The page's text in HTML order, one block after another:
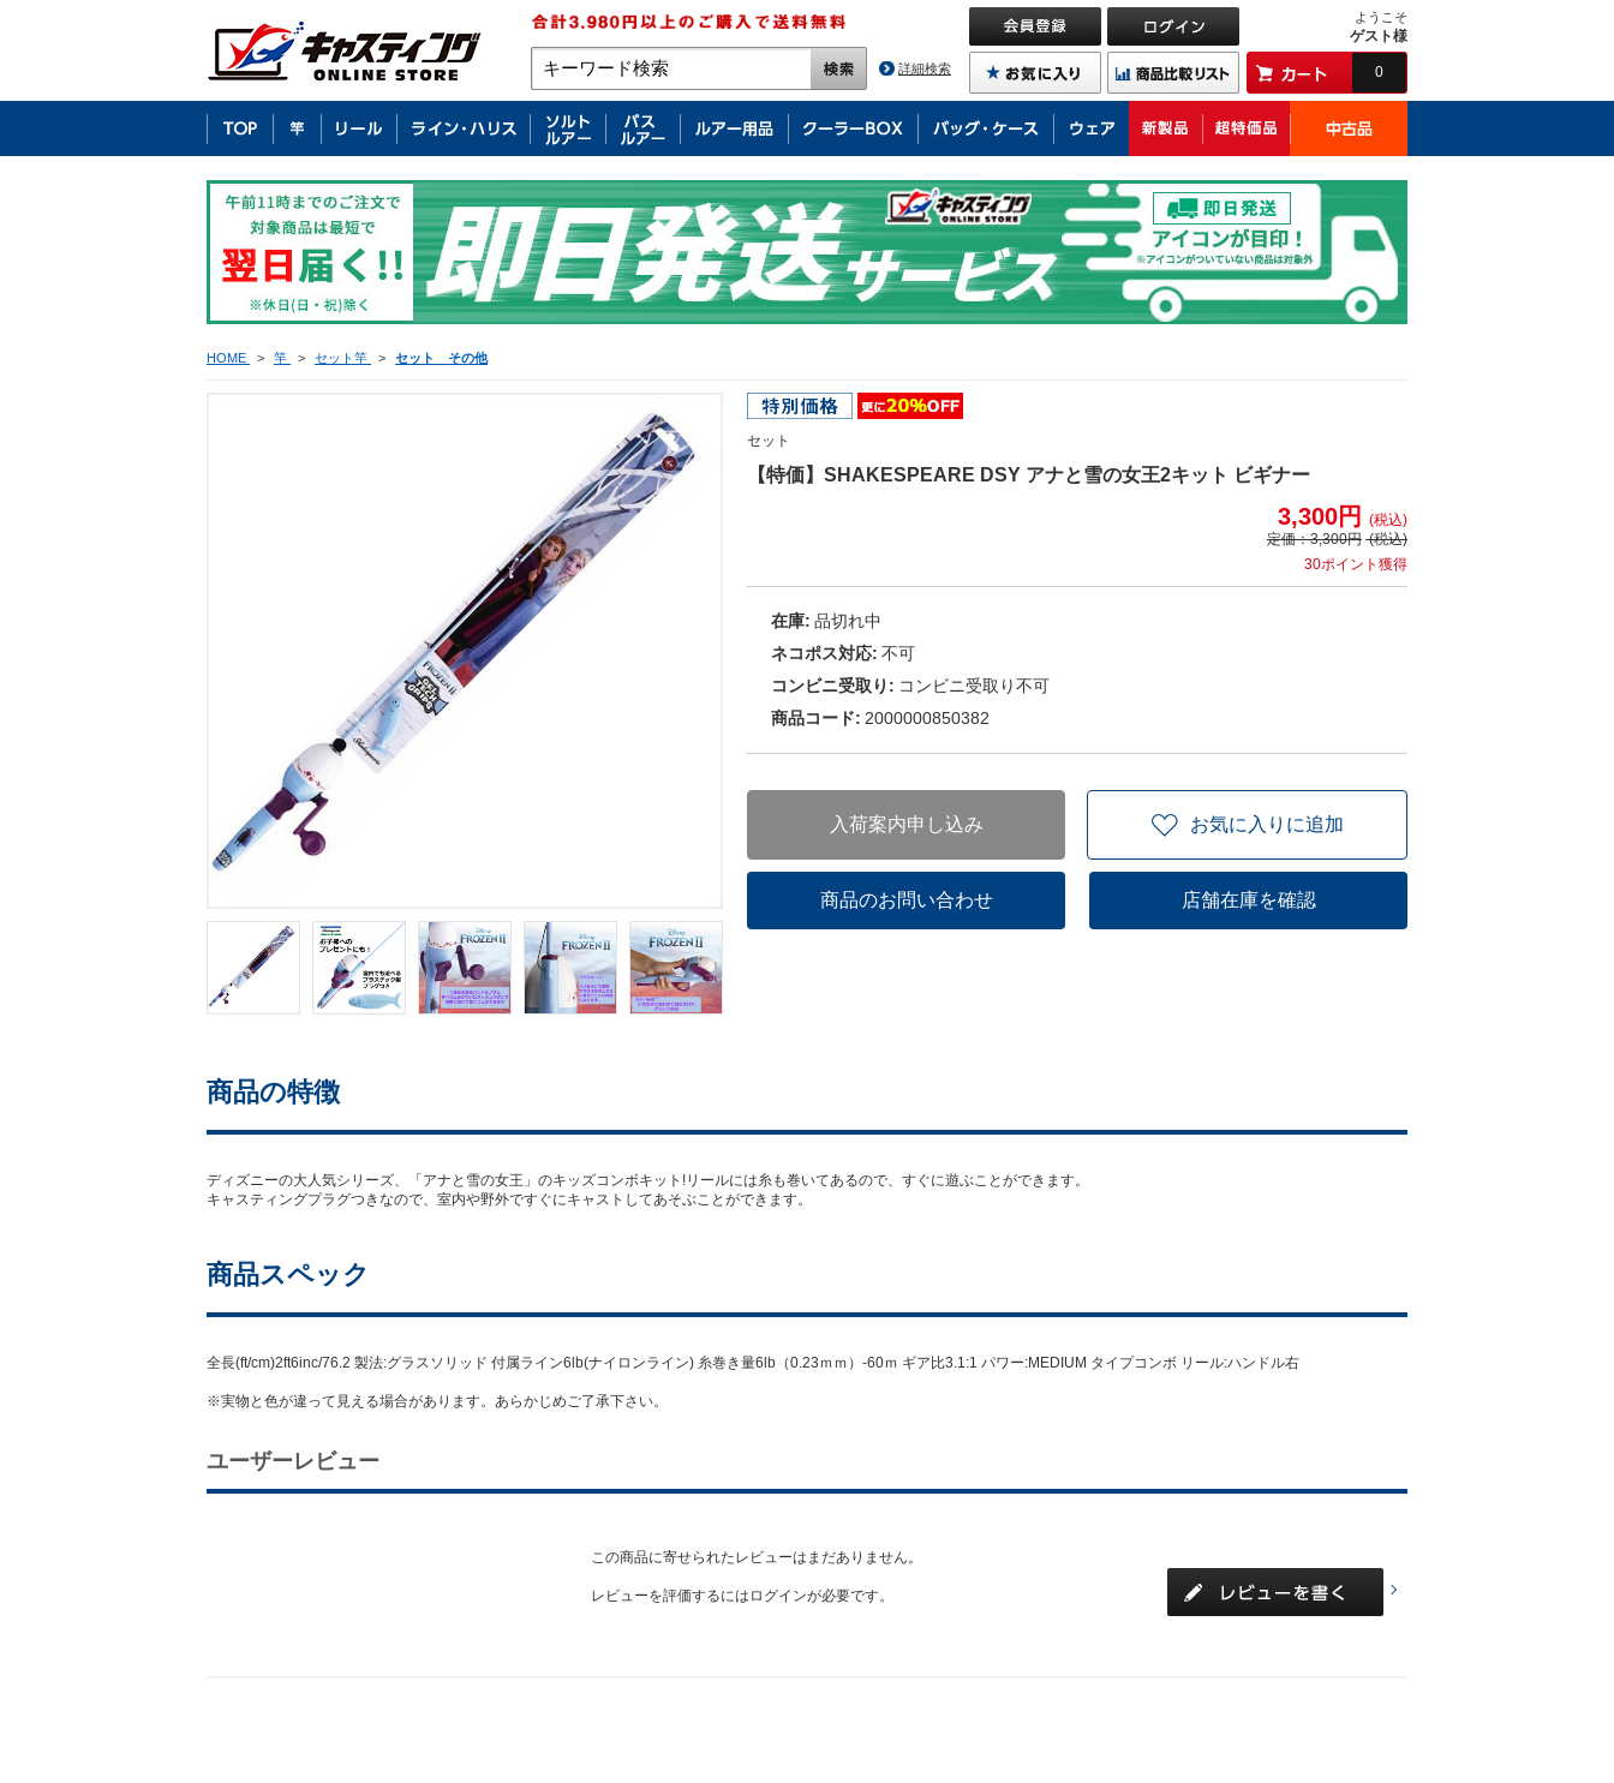
詳細検索
ようこそ
ゲスト様
0
HOME > 竿 > セット竿 > セット その他
セット
【特価】SHAKESPEARE DSY アナと雪の女王2キット ビギナー
3,300円
(税込)
定価：3,300円 (税込)
30ポイント獲得
在庫: 品切れ中
ネコポス対応: 不可
コンビニ受取り: コンビニ受取り不可
商品コード: 2000000850382
入荷案内申し込み お気に入りに追加
商品のお問い合わせ 店舗在庫を確認
商品の特徴
ディズニーの大人気シリーズ、「アナと雪の女王」のキッズコンボキット!リールには糸も巻いてあるので、すぐに遊ぶことができます。
キャスティングプラグつきなので、室内や野外ですぐにキャストしてあそぶことができます。
商品スペック
全長(ft/cm)2ft6inc/76.2 製法:グラスソリッド 付属ライン6lb(ナイロンライン) 糸巻き量6lb（0.23ｍｍ）-60ｍ ギア比3.1:1 パワー:MEDIUM タイプコンボ リール:ハンドル右
※実物と色が違って見える場合があります。あらかじめご了承下さい。
ユーザーレビュー
この商品に寄せられたレビューはまだありません。
レビューを評価するには ログインが必要です。